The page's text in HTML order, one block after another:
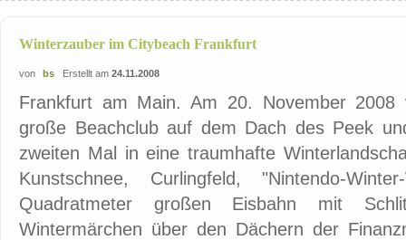
Winterzauber im Citybeach Frankfurt
von bs Erstellt am 24.11.2008
Frankfurt am Main. Am 20. November
große Beachclub auf dem Dach des Peek
zweiten Mal in eine traumhafte
Kunstschnee, Curlingfeld, "Nintendo-
Quadratmeter großen Eisbahn mit
Wintermärchen über den Dächern der